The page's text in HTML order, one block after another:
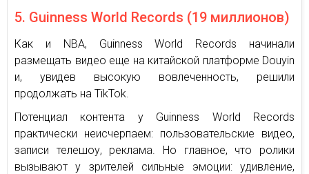
5. Guinness World Records (19 миллионов)
Как и NBA, Guinness World Records начинали
размещать видео еще на китайской платформе Douyin
и, увидев высокую вовлеченность, решили
продолжать на TikTok.
Потенциал контента у Guinness World Records
практически неисчерпаем: пользовательские видео,
записи телешоу, реклама. Но главное, что ролики
вызывают у зрителей сильные эмоции: удивление,